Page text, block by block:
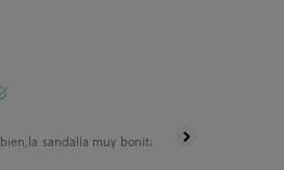
sandalia muy bonita